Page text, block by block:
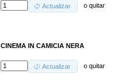
Actualizar oquitar
CINEMA IN CAMICIA NERA
Actualizar oquitar